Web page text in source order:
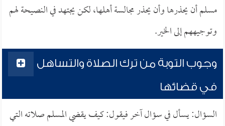
مسلم أن يحذرها وأن يحذر مجالسة أهلها، لكن يجتهد في النصيحة لهم
وتوجيههم إلى الخير.
وجوب التوبة من ترك الصلاة والتساهل
في قضائها
السؤال: يسأل في سؤال آخر فيقول: كيف يقضي المسلم صلاته التي